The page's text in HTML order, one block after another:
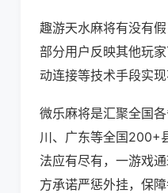
趣游天水麻将有没有假
部分用户反映其他玩
动连接等技术手段实现
微乐麻将是汇聚全国
川、广东等全国200+
法应有尽有，一游戏
方承诺严惩外挂，保